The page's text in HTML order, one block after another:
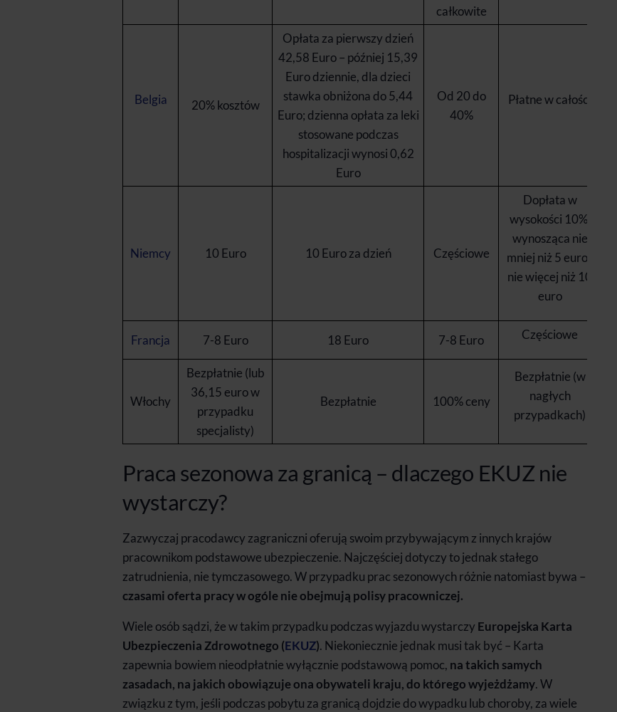
całkowite
Belgia 20% kosztów
Opłata za pierwszy dzień
42,58 Euro – później 15,39
Euro dziennie, dla dzieci
stawka obniżona do 5,44
Euro; dzienna opłata za leki
stosowane podczas
hospitalizacji wynosi 0,62
Euro
Od 20 do
40%
Płatne w całości
Niemcy 10 Euro 10 Euro za dzień Częściowe
Dopłata w
wysokości 10%,
wynosząca nie
mniej niż 5 euro i
nie więcej niż 10
euro
Francja 7-8 Euro 18 Euro 7-8 Euro Częściowe
Włochy
Bezpłatnie (lub
36,15 euro w
przypadku
specjalisty)
Bezpłatnie 100% ceny
Bezpłatnie (w
nagłych
przypadkach)
Praca sezonowa za granicą – dlaczego EKUZ nie
wystarczy?
Zazwyczaj pracodawcy zagraniczni oferują swoim przybywającym z innych krajów
pracownikom podstawowe ubezpieczenie. Najczęściej dotyczy to jednak stałego
zatrudnienia, nie tymczasowego. W przypadku prac sezonowych różnie natomiast bywa –
czasami oferta pracy w ogóle nie obejmują polisy pracowniczej.
Wiele osób sądzi, że w takim przypadku podczas wyjazdu wystarczy Europejska Karta
Ubezpieczenia Zdrowotnego (EKUZ). Niekoniecznie jednak musi tak być – Karta
zapewnia bowiem nieodpłatnie wyłącznie podstawową pomoc, na takich samych
zasadach, na jakich obowiązuje ona obywateli kraju, do którego wyjeżdżamy. W
związku z tym, jeśli podczas pobytu za granicą dojdzie do wypadku lub choroby, za wiele